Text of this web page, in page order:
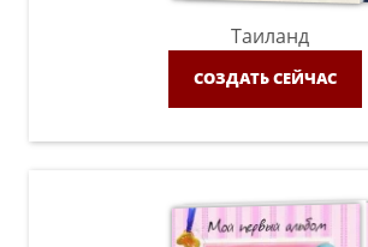
Таиланд
СОЗДАТЬ СЕЙЧАС